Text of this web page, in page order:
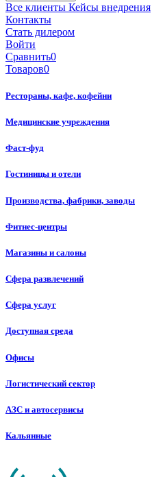
Все клиенты Кейсы внедрения
Контакты
Стать дилером
Войти
Сравнить0
Товаров0
Рестораны, кафе, кофейни
Медицинские учреждения
Фаст-фуд
Гостиницы и отели
Производства, фабрики, заводы
Фитнес-центры
Магазины и салоны
Сфера развлечений
Сфера услуг
Доступная среда
Офисы
Логистический сектор
АЗС и автосервисы
Кальянные